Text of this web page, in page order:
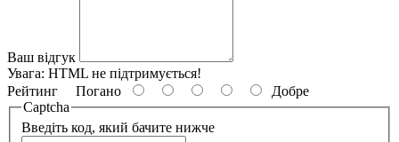
Ваш відгук
Увага: HTML не підтримується!
Рейтинг Погано
Добре
Captcha
Введіть код, який бачите нижче